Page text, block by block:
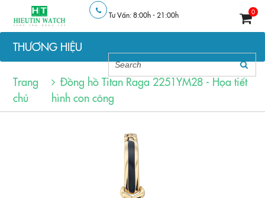
Tư Vấn: 8:00h - 21:00h 0
THƯƠNG HIỆU
Trang
chủ
Đồng hồ Titan Raga 2251YM28 - Họa tiết
hình con công